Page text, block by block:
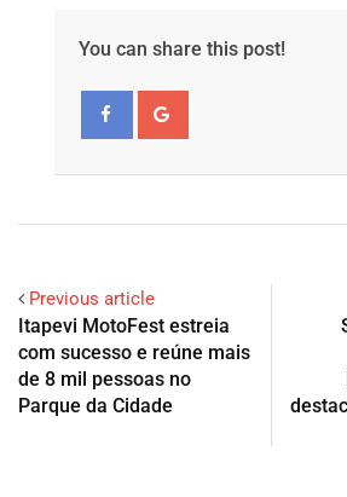
You can share this post!
Previous article
Itapevi MotoFest estreia
com sucesso e reúne mais
de 8 mil pessoas no
Parque da Cidade